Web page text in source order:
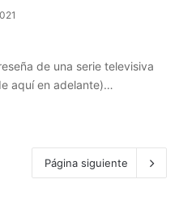
de una serie televisiva
aquí en adelante)…
Página siguiente